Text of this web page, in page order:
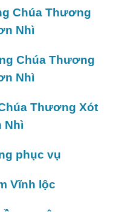
Chúa Thương
Nhì
Chúa Thương
Nhì
Thương Xót
Nhì
phục vụ
Vĩnh lộc